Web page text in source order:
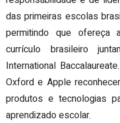
das primeiras escolas
permitindo que ofereça
currículo brasileiro
International
Oxford e Apple
produtos e tecnologias
aprendizado escolar.